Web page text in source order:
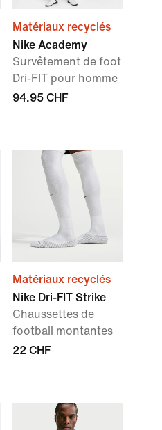
Matériaux recyclés
Nike Academy
Survêtement de foot
Dri-FIT pour homme
94.95 CHF
Matériaux recyclés
Nike Dri-FIT Strike
Chaussettes de
football montantes
22 CHF